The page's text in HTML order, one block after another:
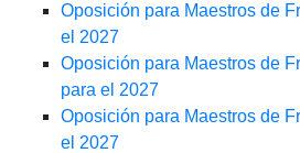
Oposición para Maestros de
el 2027
Oposición para Maestros de
para el 2027
Oposición para Maestros de
el 2027